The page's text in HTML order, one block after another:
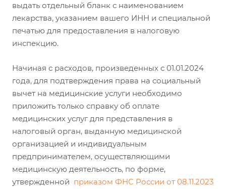
выдать отдельный бланк с наименованием
лекарства, указанием вашего ИНН и специальной
печатью для предоставления в налоговую
инспекцию.
Начиная с расходов, произведенных с 01.01.2024
года, для подтверждения права на социальный
вычет на медицинские услуги необходимо
приложить только справку об оплате
медицинских услуг для представления в
налоговый орган, выданную медицинской
организацией и индивидуальным
предпринимателем, осуществляющими
медицинскую деятельность, по форме,
утвержденной приказом ФНС России от 08.11.2023